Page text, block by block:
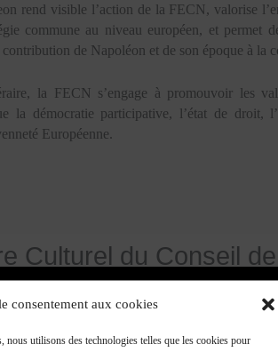
consentement aux cookies
nous utilisons des technologies telles que les cookies pour
rend visible l’action de la FECN, valorise
commune au niveau européen, et permet
de Napoléon et de son époque à la
la FECN s’engage à promouvoir les
la démocratie participative, l’état de droit,
Européenne.
Culturel du Conseil de